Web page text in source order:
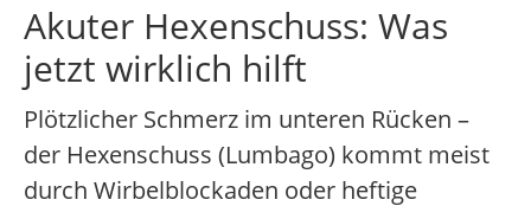
Akuter Hexenschuss: Was
jetzt wirklich hilft
Plötzlicher Schmerz im unteren Rücken –
der Hexenschuss (Lumbago) kommt meist
durch Wirbelblockaden oder heftige